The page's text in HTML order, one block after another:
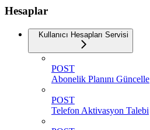
Hesaplar
Kullanıcı Hesapları Servisi
POST
Abonelik Planını Güncelle
POST
Telefon Aktivasyon Talebi